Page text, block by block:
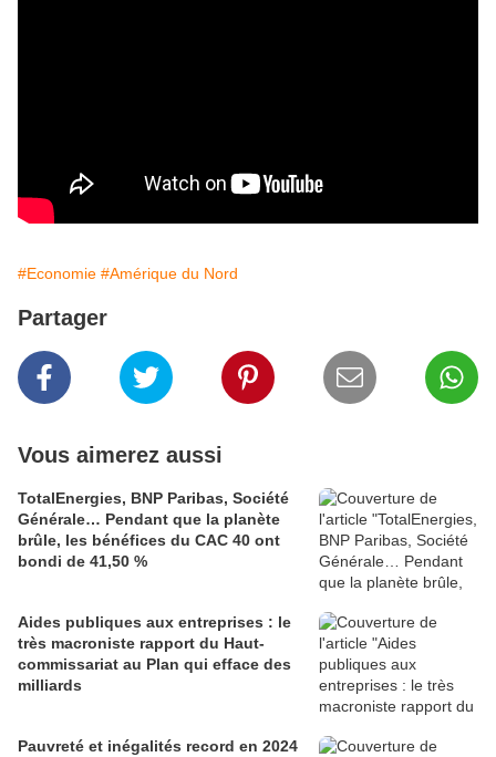
#Economie #Amérique du Nord
Partager
Vous aimerez aussi
TotalEnergies, BNP Paribas, Société
Générale… Pendant que la planète
brûle, les bénéfices du CAC 40 ont
bondi de 41,50 %
Aides publiques aux entreprises : le
très macroniste rapport du Haut-
commissariat au Plan qui efface des
milliards
Pauvreté et inégalités record en 2024